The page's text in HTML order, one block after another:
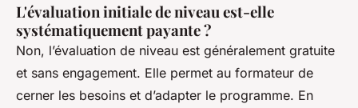
L'évaluation initiale de niveau est-elle
systématiquement payante ?
Non, l’évaluation de niveau est généralement gratuite
et sans engagement. Elle permet au formateur de
cerner les besoins et d’adapter le programme. En